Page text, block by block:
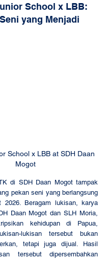
School x LBB:
yang Menjadi
School x LBB at SDH Daan
Mogot
di SDH Daan Mogot tampak
pekan seni yang berlangsung
2026. Beragam lukisan, karya
Daan Mogot dan SLH Moria,
kehidupan di Papua,
lukisan tersebut bukan
tetapi juga dijual. Hasil
tersebut dipersembahkan